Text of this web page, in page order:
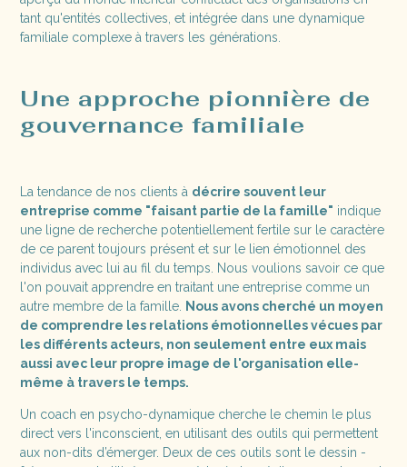
tant qu'entités collectives, et intégrée dans une dynamique
familiale complexe à travers les générations.
Une approche pionnière de
gouvernance familiale
La tendance de nos clients à décrire souvent leur
entreprise comme "faisant partie de la famille" indique
une ligne de recherche potentiellement fertile sur le caractère
de ce parent toujours présent et sur le lien émotionnel des
individus avec lui au fil du temps. Nous voulions savoir ce que
l'on pouvait apprendre en traitant une entreprise comme un
autre membre de la famille. Nous avons cherché un moyen
de comprendre les relations émotionnelles vécues par
les différents acteurs, non seulement entre eux mais
aussi avec leur propre image de l'organisation elle-
même à travers le temps.
Un coach en psycho-dynamique cherche le chemin le plus
direct vers l'inconscient, en utilisant des outils qui permettent
aux non-dits d’émerger. Deux de ces outils sont le dessin -